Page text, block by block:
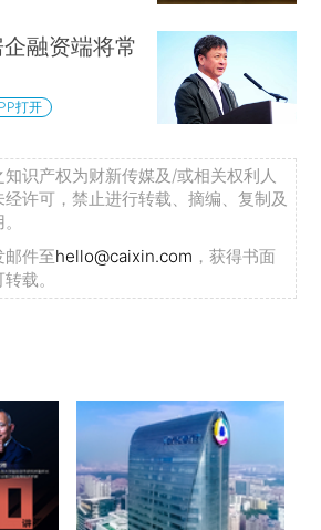
融资端将常
打开
识产权为财新传媒及/或相关权利人
许可，禁止进行转载、摘编、复制及
邮件至hello@caixin.com ，获得书面
载。